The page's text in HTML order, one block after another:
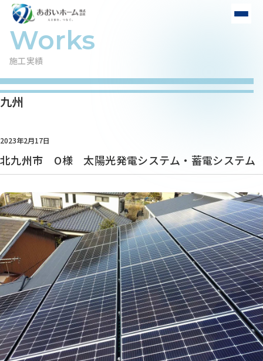
施工実績
九州
2023年2月17日
北九州市 O様 太陽光発電システム・蓄電システム